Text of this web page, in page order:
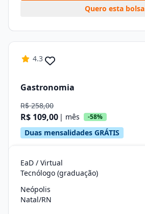
Quero esta bolsa
4.3
Gastronomia
R$ 258,00
R$ 109,00 | mês -58%
Duas mensalidades GRÁTIS
EaD / Virtual
Tecnólogo (graduação)
Neópolis
Natal/RN